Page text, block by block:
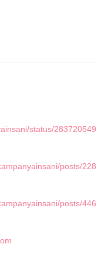
status/283720549
posts/228
posts/446